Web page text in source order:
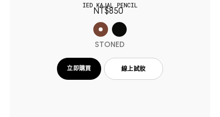
IED KAJAL PENCIL
NT$850
STONED
立即購買 線上試妝